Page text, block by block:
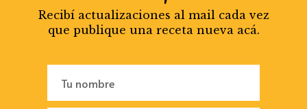
Recibí actualizaciones al mail cada vez
que publique una receta nueva acá.